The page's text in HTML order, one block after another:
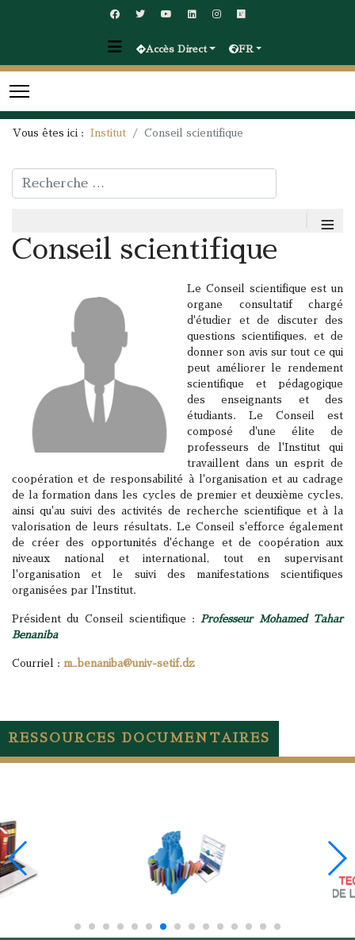
Accès Direct FR
Vous êtes ici : Institut Conseil scientifique
Rechercher
≡
Conseil scientifique
Le Conseil scientifique est un
organe consultatif chargé
d'étudier et de discuter des
questions scientifiques, et de
donner son avis sur tout ce qui
peut améliorer le rendement
scientifique et pédagogique
des enseignants et des
étudiants. Le Conseil est
composé d'une élite de
professeurs de l'Institut qui
travaillent dans un esprit de
coopération et de responsabilité à l'organisation et au cadrage
de la formation dans les cycles de premier et deuxième cycles,
ainsi qu'au suivi des activités de recherche scientifique et à la
valorisation de leurs résultats. Le Conseil s'efforce également
de créer des opportunités d'échange et de coopération aux
niveaux national et international, tout en supervisant
l'organisation et le suivi des manifestations scientifiques
organisées par l'Institut.
Président du Conseil scientifique : Professeur Mohamed Tahar
Benaniba
Courriel : m_benaniba@univ-setif.dz
RESSOURCES DOCUMENTAIRES